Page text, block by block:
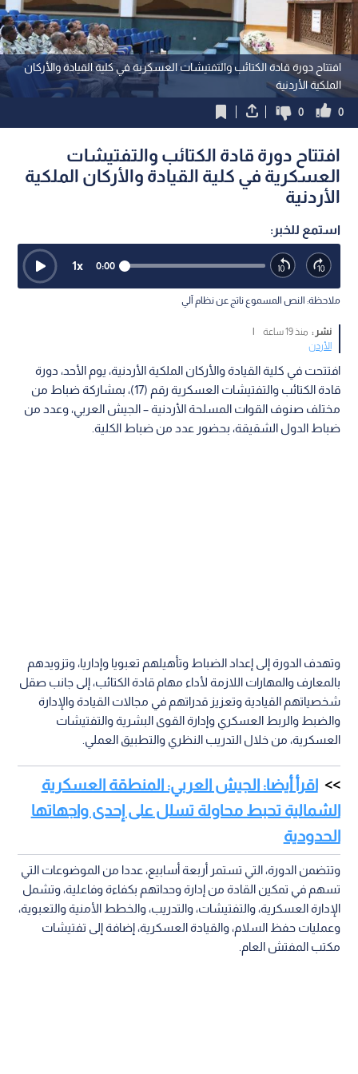
افتتاح دورة قادة الكتائب والتفتيشات العسكرية في كلية القيادة والأركان
الملكية الأردنية
0
0
افتتاح دورة قادة الكتائب والتفتيشات
العسكرية في كلية القيادة والأركان الملكية
الأردنية
استمع للخبر:
0:00
1x
ملاحظة: النص المسموع ناتج عن نظام آلي
نشر : منذ 19 ساعة
|
الأردن
افتتحت في كلية القيادة والأركان الملكية الأردنية، يوم الأحد، دورة
قادة الكتائب والتفتيشات العسكرية رقم (17)، بمشاركة ضباط من
مختلف صنوف القوات المسلحة الأردنية – الجيش العربي، وعدد من
ضباط الدول الشقيقة، بحضور عدد من ضباط الكلية.
وتهدف الدورة إلى إعداد الضباط وتأهيلهم تعبويا وإداريا، وتزويدهم
بالمعارف والمهارات اللازمة لأداء مهام قادة الكتائب، إلى جانب صقل
شخصياتهم القيادية وتعزيز قدراتهم في مجالات القيادة والإدارة
والضبط والربط العسكري وإدارة القوى البشرية والتفتيشات
العسكرية، من خلال التدريب النظري والتطبيق العملي.
اقرأ أيضا: الجيش العربي: المنطقة العسكرية
الشمالية تحبط محاولة تسلل على إحدى واجهاتها
الحدودية
وتتضمن الدورة، التي تستمر أربعة أسابيع، عددا من الموضوعات التي
تسهم في تمكين القادة من إدارة وحداتهم بكفاءة وفاعلية، وتشمل
الإدارة العسكرية، والتفتيشات، والتدريب، والخطط الأمنية والتعبوية،
وعمليات حفظ السلام، والقيادة العسكرية، إضافة إلى تفتيشات
مكتب المفتش العام.